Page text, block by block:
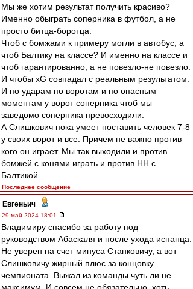
Мы же хотим результат получить красиво?
Именно обыграть соперника в футбол, а не
просто битца-боротца.
Чтоб с бомжами к примеру могли в автобус, а
чтоб Балтику на классе? И именно на классе и
чтоб гарантированно, а не повезло-не повезло.
И чтобы хG совпадал с реальным результатом.
И по ударам по воротам и по опасным
моментам у ворот соперника чтоб мы
заведомо соперника превосходили.
А Слишкович пока умеет поставить человек 7-8
у своих ворот и все. Причем не важно против
кого он играет. Мы так выходили и против
бомжей с конями играть и против НН с
Балтикой.
Последнее сообщение
Евгеньич -
29 май 2024 18:01
Владимиру спасибо за работу под
руководством Абаскаля и после ухода испанца.
Не уверен на счет минуса Станковичу, а вот
Слишковичу жирный плюс за концовку
чемпионата. Выжал из команды чуть ли не